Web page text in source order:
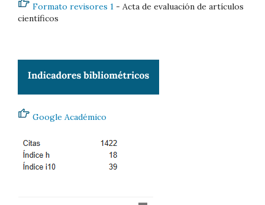
Formato revisores 1 - Acta de evaluación de artículos
científicos
Google Académico